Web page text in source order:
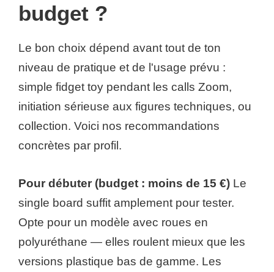
budget ?
Le bon choix dépend avant tout de ton
niveau de pratique et de l'usage prévu :
simple fidget toy pendant les calls Zoom,
initiation sérieuse aux figures techniques, ou
collection. Voici nos recommandations
concrètes par profil.
Pour débuter (budget : moins de 15 €) Le
single board suffit amplement pour tester.
Opte pour un modèle avec roues en
polyuréthane — elles roulent mieux que les
versions plastique bas de gamme. Les